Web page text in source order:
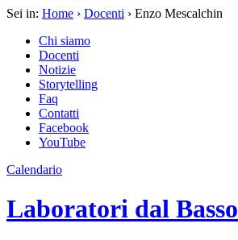
Sei in: Home › Docenti › Enzo Mescalchin
Chi siamo
Docenti
Notizie
Storytelling
Faq
Contatti
Facebook
YouTube
Calendario
Laboratori dal Basso